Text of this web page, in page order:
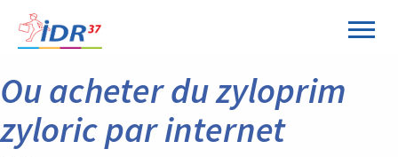
Ou acheter du zyloprim
zyloric par internet